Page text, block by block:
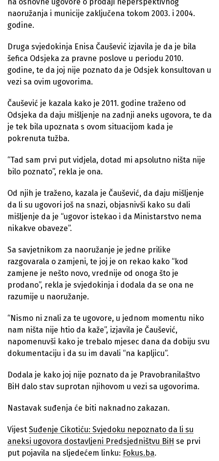
naoružanja i municije zaključena tokom 2003. i 2004.
godine.
Druga svjedokinja Enisa Čaušević izjavila je da je bila
šefica Odsjeka za pravne poslove u periodu 2010.
godine, te da joj nije poznato da je Odsjek konsultovan u
vezi sa ovim ugovorima.
Čaušević je kazala kako je 2011. godine traženo od
Odsjeka da daju mišljenje na zadnji aneks ugovora, te da
je tek bila upoznata s ovom situacijom kada je
pokrenuta tužba.
“Tad sam prvi put vidjela, dotad mi apsolutno ništa nije
bilo poznato”, rekla je ona.
Od njih je traženo, kazala je Čaušević, da daju mišljenje
da li su ugovori još na snazi, objasnivši kako su dali
mišljenje da je “ugovor istekao i da Ministarstvo nema
nikakve obaveze”.
Sa savjetnikom za naoružanje je jedne prilike
razgovarala o zamjeni, te joj je on rekao kako “kod
zamjene je nešto novo, vrednije od onoga što je
prodano”, rekla je svjedokinja i dodala da se ona ne
razumije u naoružanje.
“Nismo ni znali za te ugovore, u jednom momentu niko
nam ništa nije htio da kaže”, izjavila je Čaušević,
napomenuvši kako je trebalo mjesec dana da dobiju svu
dokumentaciju i da su im davali “na kapljicu”.
Dodala je kako joj nije poznato da je Pravobranilaštvo
BiH dalo stav suprotan njihovom u vezi sa ugovorima.
Nastavak suđenja će biti naknadno zakazan.
Vijest Suđenje Cikotiću: Svjedoku nepoznato da li su
aneksi ugovora dostavljeni Predsjedništvu BiH se prvi
put pojavila na sljedećem linku: Fokus.ba.